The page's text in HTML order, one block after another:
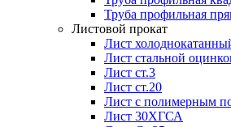
Труба профильная
Листовой прокат
Лист
Лист стальной
Лист ст.3
Лист ст.20
Лист с полимерным
Лист 30ХГСА